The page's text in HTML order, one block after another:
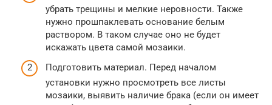
убрать трещины и мелкие неровности. Также
нужно прошпаклевать основание белым
раствором. В таком случае оно не будет
искажать цвета самой мозаики.
Подготовить материал. Перед началом
установки нужно просмотреть все листы
мозаики, выявить наличие брака (если он имеет